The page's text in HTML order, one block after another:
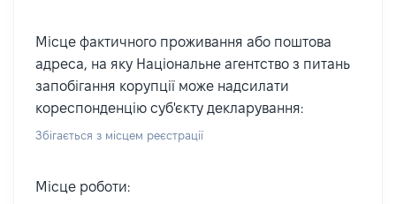
Місце фактичного проживання або поштова
адреса, на яку Національне агентство з питань
запобігання корупції може надсилати
кореспонденцію суб'єкту декларування:
Збігається з місцем реєстрації
Місце роботи: